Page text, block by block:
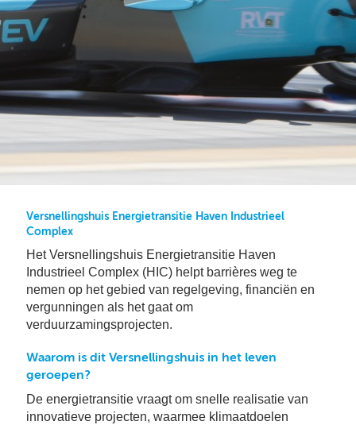
Thema's
&
&
&
Deltalinqs Climate Program
Over Deltalinqs
Versnellingshuis Energietransitie Haven Industrieel
Complex
Het Versnellingshuis Energietransitie Haven
Industrieel Complex (HIC) helpt barrières weg te
nemen op het gebied van regelgeving, financiën en
vergunningen als het gaat om
verduurzamingsprojecten.
Waarom is dit Versnellingshuis in het leven
geroepen?
De energietransitie vraagt om snelle realisatie van
innovatieve projecten, waarmee klimaatdoelen